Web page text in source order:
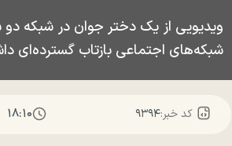
ویدیویی از یک دختر جوان در شبکه
شبکه‌های اجتماعی بازتاب گسترده‌ای
کد خبر:۹۳۹۴ ۱۸:۱۰